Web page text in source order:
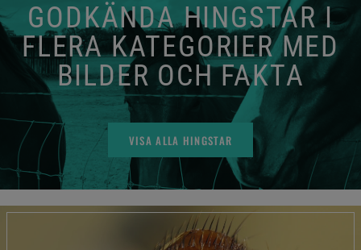
GODKÄNDA HINGSTAR I
FLERA KATEGORIER MED
BILDER OCH FAKTA
VISA ALLA HINGSTAR